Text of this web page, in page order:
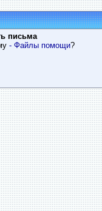
письма
- Файлы помощи?